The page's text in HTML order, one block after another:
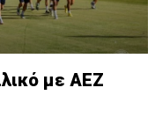
με ΑΕΖ